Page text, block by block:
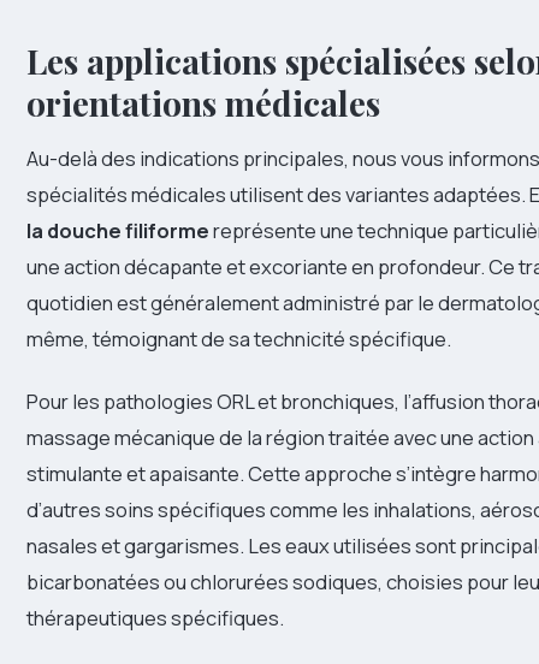
Les applications spécialisées
orientations médicales
Au-delà des indications principales, nous vous
spécialités médicales utilisent des variantes adaptées.
la douche filiformereprésente une technique
une action décapante et excoriante en profondeur. Ce
quotidien est généralement administré par le
même, témoignant de sa technicité spécifique.
Pour les pathologies ORL et bronchiques, l’affusion
massage mécanique de la région traitée avec une action
stimulante et apaisante. Cette approche s’intègre
d’autres soins spécifiques comme les inhalations,
nasales et gargarismes. Les eaux utilisées sont
bicarbonatées ou chlorurées sodiques, choisies pour
thérapeutiques spécifiques.